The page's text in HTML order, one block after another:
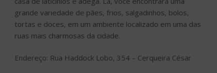
grande variedade de pães, frios, salgadinhos, bolos,
tortas e doces, em um ambiente localizado em uma das
ruas mais charmosas da cidade.
Endereço: Rua Haddock Lobo, 354 – Cerqueira César